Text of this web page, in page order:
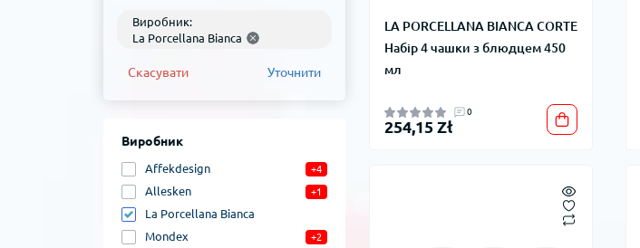
Виробник:
La Porcellana Bianca
Скасувати Уточнити
Виробник
Affekdesign +4
Allesken +1
La Porcellana Bianca
Mondex
+2
LA PORCELLANA BIANCA CORTE
Набір 4 чашки з блюдцем 450
мл
0
254,15 Zł